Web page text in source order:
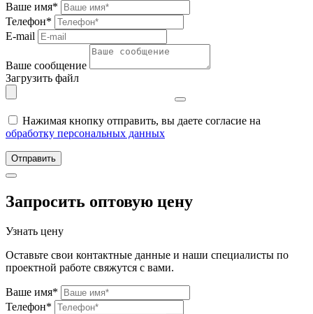
Ваше имя*
Телефон*
E-mail
Ваше сообщение
Загрузить файл
Нажимая кнопку отправить, вы даете согласие на
обработку персональных данных
Отправить
Запросить оптовую цену
Узнать цену
Оставьте свои контактные данные и наши специалисты по
проектной работе свяжутся с вами.
Ваше имя*
Телефон*